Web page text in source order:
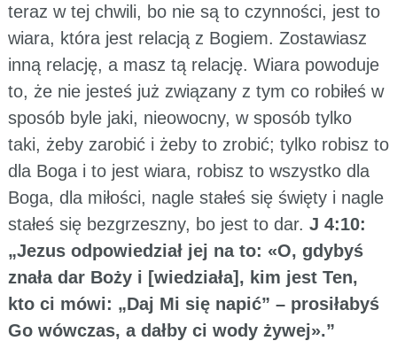
teraz w tej chwili, bo nie są to czynności, jest to
wiara, która jest relacją z Bogiem. Zostawiasz
inną relację, a masz tą relację. Wiara powoduje
to, że nie jesteś już związany z tym co robiłeś w
sposób byle jaki, nieowocny, w sposób tylko
taki, żeby zarobić i żeby to zrobić; tylko robisz to
dla Boga i to jest wiara, robisz to wszystko dla
Boga, dla miłości, nagle stałeś się święty i nagle
stałeś się bezgrzeszny, bo jest to dar. J 4:10:
„Jezus odpowiedział jej na to: «O, gdybyś
znała dar Boży i [wiedziała], kim jest Ten,
kto ci mówi: „Daj Mi się napić” – prosiłabyś
Go wówczas, a dałby ci wody żywej».”